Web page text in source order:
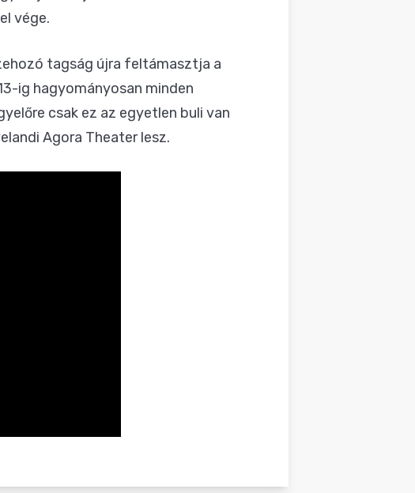
vége.
tagság újra feltámasztja a
ig hagyományosan minden
csak ez az egyetlen buli van
Agora Theater lesz.